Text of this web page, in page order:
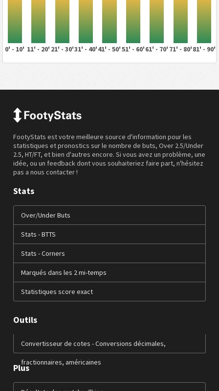
0' - 10' 11' - 20' 21' - 30'31' - 40'41' - 50'51' - 60'61' - 70' 71' - 80'81' - 90'
FootyStats est votre meilleure source d'information pour les
statistiques et pronostics sur le nombre de buts, Over 2.5/Under
2.5, HT/FT, et bien d'autres encore. Si vous avez un problème, une
idée, ou un feedback dont vous souhaiteriez faire part, n'hésitez
pas a nous contacter !
Stats
Over/Under Buts
Stats - BTTS
Stats - Corners
Marqués dans les 2 mi-temps
Statistiques score exact
Outils
Convertisseur de cotes - Conversions décimales,
fractionnaires, américaines
Plus